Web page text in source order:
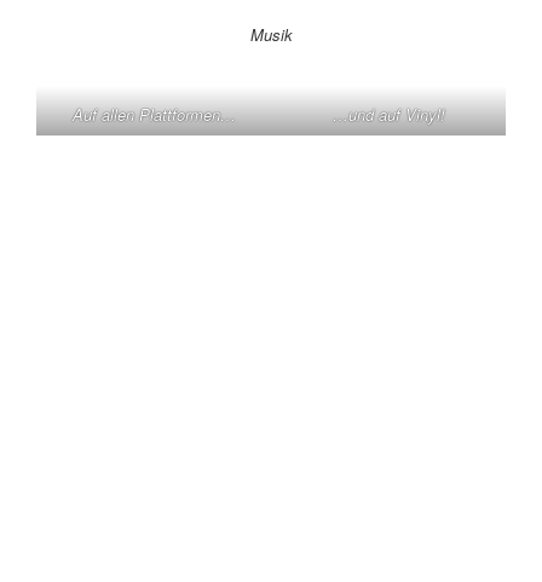
Musik
Auf allen Plattformen… …und auf Vinyl!